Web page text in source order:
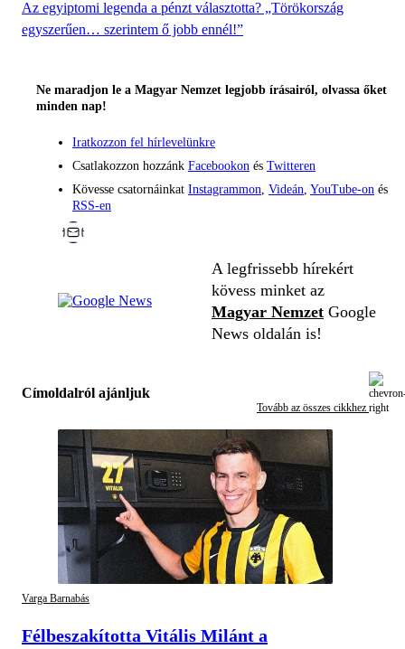
Az egyiptomi legenda a pénzt választotta? „Törökország
egyszerűen… szerintem ő jobb ennél!”
Ne maradjon le a Magyar Nemzet legjobb írásairól, olvassa őket
minden nap!
Iratkozzon fel hírlevelünkre
Csatlakozzon hozzánk Facebookon és Twitteren
Kövesse csatornáinkat Instagrammon Videán YouTube-on és
RSS-en
A legfrissebb hírekért
kövess minket az
Magyar Nemzet Google
News oldalán is!
Címoldalról ajánljuk
Tovább az összes cikkhez
Varga Barnabás
Félbeszakította Vitális Milánt a